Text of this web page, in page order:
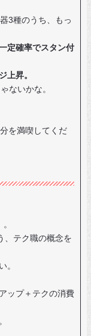
3種のうち、もっ
定確率でスタン付
上昇。
ないかな。
を満喫してくだ
、テク職の概念を
。
ップ＋テクの消費